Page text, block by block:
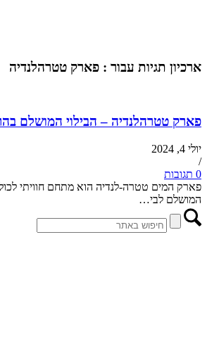
ארכיון תגיות עבור : פארק טטרהלנדיה
פארק טטרהלנדיה – הבילוי המושלם
יולי 4, 2024
/
0 תגובות
פארק המים טטרה-לנדיה הוא מתחם חוויתי
המושלם לבי…